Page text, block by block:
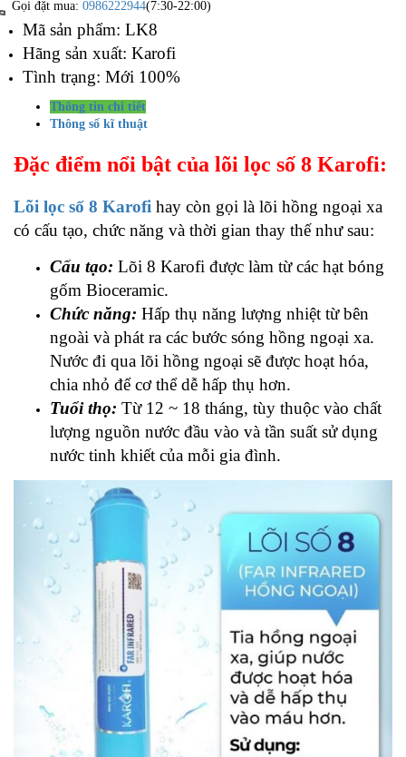
Gọi đặt mua: 0986222944(7:30-22:00)
Mã sản phẩm: LK8
Hãng sản xuất: Karofi
Tình trạng: Mới 100%
Thông tin chi tiết
Thông số kĩ thuật
Đặc điểm nổi bật của lõi lọc số 8 Karofi:
Lõi lọc số 8 Karofi hay còn gọi là lõi hồng ngoại xa
có cấu tạo, chức năng và thời gian thay thế như sau:
Cấu tạo: Lõi 8 Karofi được làm từ các hạt bóng
gốm Bioceramic.
Chức năng: Hấp thụ năng lượng nhiệt từ bên
ngoài và phát ra các bước sóng hồng ngoại xa.
Nước đi qua lõi hồng ngoại sẽ được hoạt hóa,
chia nhỏ để cơ thể dễ hấp thụ hơn.
Tuổi thọ: Từ 12 ~ 18 tháng, tùy thuộc vào chất
lượng nguồn nước đầu vào và tần suất sử dụng
nước tinh khiết của mỗi gia đình.